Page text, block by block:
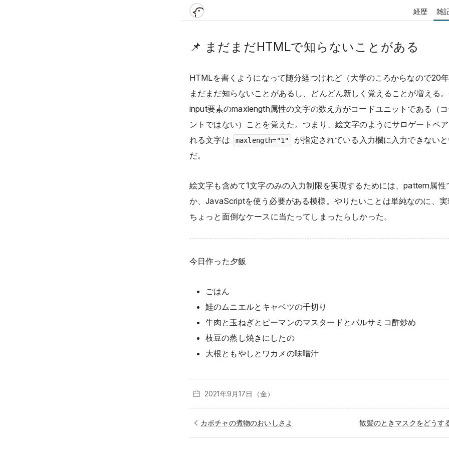
経歴 雑
📌 まだまだHTMLで知らないことがある
HTMLを書くようになって随分経つけれど（大学のころからなので20年
まだまだ知らないことがあるし、どんどん新しく覚えることが増える
input要素のmaxlength属性の文字の数え方がコードユニットである（
ントではない）ことを覚えた。つまり、絵文字のようにサロゲートペ
れる文字は
maxlength="1"
が指定されている入力欄に入力できない
だ。
絵文字も含めて1文字のみの入力制限を実現するためには、pattern属性
か、JavaScriptを使う必要がある模様。やりたいことは単純なのに、
ちょっと面倒なケースに当たってしまったらしかった。
今日作った夕飯
ごはん
鮭のムニエルとキャベツの千切り
牛肉と玉ねぎとピーマンのマスタードとバルサミコ酢炒め
枝豆の蒸し焼きにしたの
大根ともやしとワカメの味噌汁
2021年9月17日（金）
カボチャの煮物のおいしさよ 散髪のときマスクをどうす